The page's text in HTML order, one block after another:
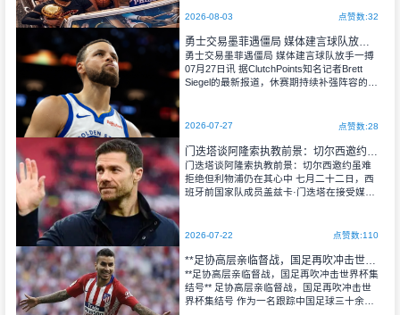
生涯的三段履历各有亮点、层层出彩，每一
是足以封神的生涯成就，尽显这位传奇巨星
的历史统治力。
2026-08-03 点赞数:32
勇士交易墨菲遇僵局 媒体建言球队放手一搏
勇士交易墨菲遇僵局 媒体建言球队放手一搏 ​
07月27日讯 据ClutchPoints知名记者Brett
Siegel的最新报道，休赛期持续补强阵容的金
筹码分歧较大，交易目前陷入停滞，勇士的
2026-07-27 点赞数:28
门迭塔谈阿隆索执教前景：切尔西邀约虽难拒绝但利物浦仍在其心中
门迭塔谈阿隆索执教前景：切尔西邀约虽难
拒绝但利物浦仍在其心中 七月二十二日，西
班牙前国家队成员盖兹卡·门迭塔在接受媒体
奇中场明确表示，他完全能够预见阿隆索在
尽管这位西班牙教头目前已正式入主斯坦福
桥。
2026-07-22 点赞数:110
**足协高层亲临督战，国足再吹冲击世界杯集结号**
**足协高层亲临督战，国足再吹冲击世界杯集
结号** 足协高层亲临督战，国足再吹冲击世
界杯集结号 作为一名跟踪中国足球三十余年